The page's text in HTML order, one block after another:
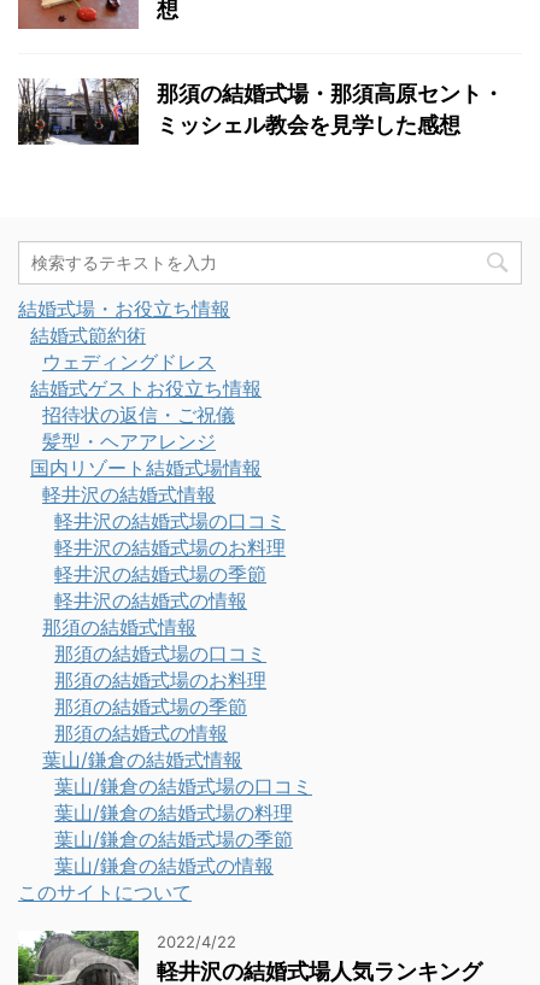
想
那須の結婚式場・那須高原セント・
ミッシェル教会を見学した感想
結婚式場・お役立ち情報
結婚式節約術
ウェディングドレス
結婚式ゲストお役立ち情報
招待状の返信・ご祝儀
髪型・ヘアアレンジ
国内リゾート結婚式場情報
軽井沢の結婚式情報
軽井沢の結婚式場の口コミ
軽井沢の結婚式場のお料理
軽井沢の結婚式場の季節
軽井沢の結婚式の情報
那須の結婚式情報
那須の結婚式場の口コミ
那須の結婚式場のお料理
那須の結婚式場の季節
那須の結婚式の情報
葉山/鎌倉の結婚式情報
葉山/鎌倉の結婚式場の口コミ
葉山/鎌倉の結婚式場の料理
葉山/鎌倉の結婚式場の季節
葉山/鎌倉の結婚式の情報
このサイトについて
2022/4/22
軽井沢の結婚式場人気ランキング